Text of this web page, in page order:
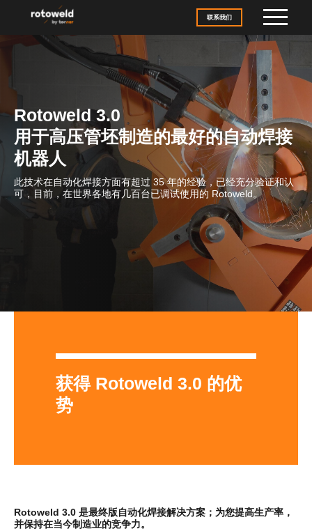
联系我们
Rotoweld 3.0
用于高压管坯制造的最好的自动焊接
机器人
此技术在自动化焊接方面有超过 35 年的经验，已经充分验证和认
可，目前，在世界各地有几百台已调试使用的 Rotoweld。
获得 Rotoweld 3.0 的优
势
Rotoweld 3.0 是最终版自动化焊接解决方案 ； 为您提高生产率 ，
并保持在当今制造业的竞争力。